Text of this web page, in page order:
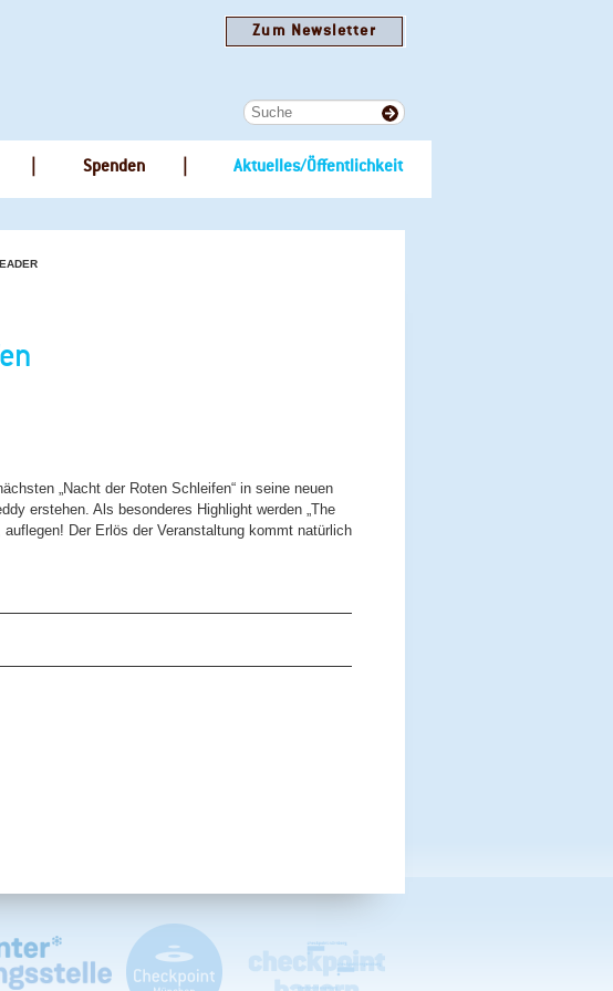
Zum Newsletter
Spenden Aktuelles/Öffentlichkeit
„Nacht der Roten Schleifen“ in seine neuen
erstehen. Als besonderes Highlight werden „The
Der Erlös der Veranstaltung kommt natürlich